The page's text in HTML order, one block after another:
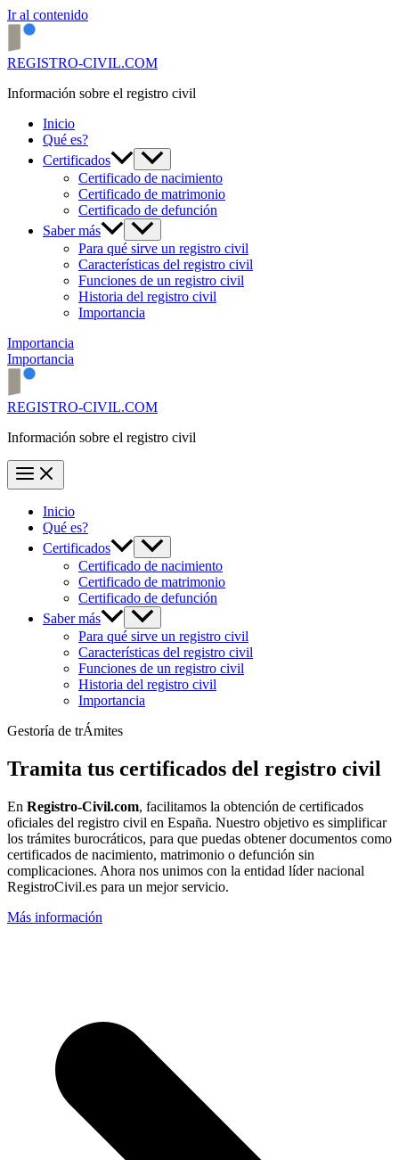
Ir al contenido
REGISTRO-CIVIL.COM
Información sobre el registro civil
Inicio
Qué es?
Certificados
Certificado de nacimiento
Certificado de matrimonio
Certificado de defunción
Saber más
Para qué sirve un registro civil
Características del registro civil
Funciones de un registro civil
Historia del registro civil
Importancia
Importancia
Importancia
REGISTRO-CIVIL.COM
Información sobre el registro civil
Inicio
Qué es?
Certificados
Certificado de nacimiento
Certificado de matrimonio
Certificado de defunción
Saber más
Para qué sirve un registro civil
Características del registro civil
Funciones de un registro civil
Historia del registro civil
Importancia
Gestoría de trÁmites
Tramita tus certificados del registro civil
En Registro-Civil.com, facilitamos la obtención de certificados
oficiales del registro civil en España. Nuestro objetivo es simplificar
los trámites burocráticos, para que puedas obtener documentos como
certificados de nacimiento, matrimonio o defunción sin
complicaciones. Ahora nos unimos con la entidad líder nacional
RegistroCivil.es para un mejor servicio.
Más información